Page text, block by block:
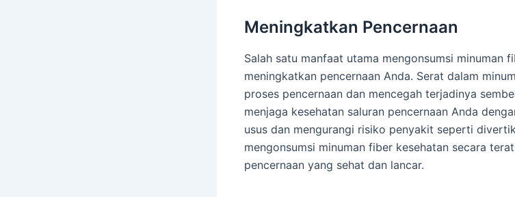
Meningkatkan Pencernaan
Salah satu manfaat utama mengonsumsi minuman
meningkatkan pencernaan Anda. Serat dalam
proses pencernaan dan mencegah terjadinya
menjaga kesehatan saluran pencernaan Anda
usus dan mengurangi risiko penyakit seperti
mengonsumsi minuman fiber kesehatan secara
pencernaan yang sehat dan lancar.